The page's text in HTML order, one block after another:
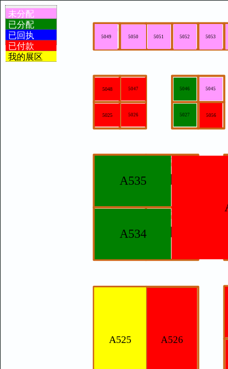
未分配
已分配
已回执
已付款
我的展区
A525 A526
A535
A534
5045
5046
5027
5047
5026
5048
5025
5049 5050 5051 5052 5053
5056